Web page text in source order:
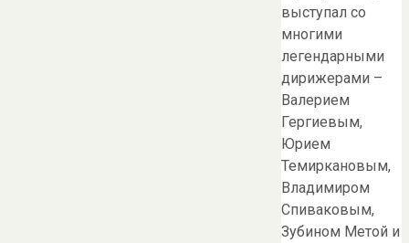
выступал со
многими
легендарными
дирижерами –
Валерием
Гергиевым,
Юрием
Темиркановым,
Владимиром
Спиваковым,
Зубином Метой и